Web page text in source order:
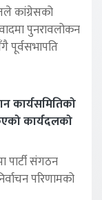
कांग्रेसको
पुनरावलोकन
पूर्वसभापति
कार्यसमितिको
कार्यदलको
संगठन
परिणामको